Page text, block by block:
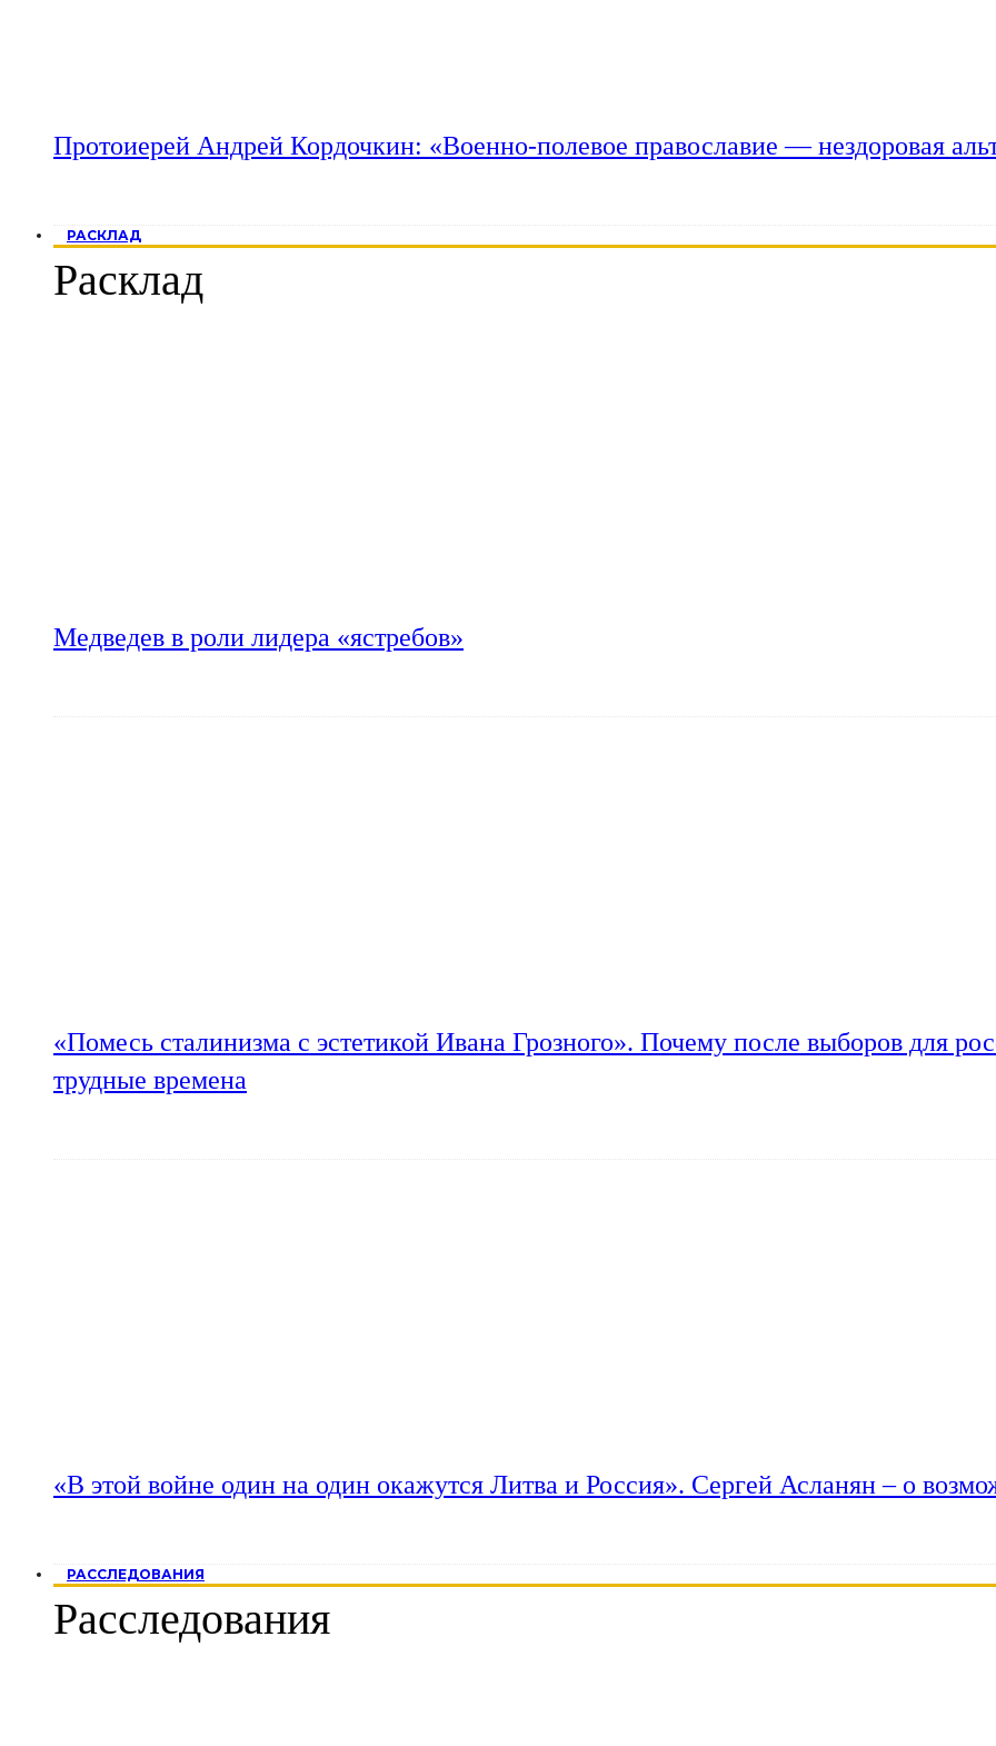
Протоиерей Андрей Кордочкин: «Военно-полевое православие — нездоровая
РАСКЛАД
Расклад
Медведев в роли лидера «ястребов»
«Помесь сталинизма с эстетикой Ивана Грозного». Почему после выборов для
трудные времена
«В этой войне один на один окажутся Литва и Россия». Сергей Асланян – о
РАССЛЕДОВАНИЯ
Расследования